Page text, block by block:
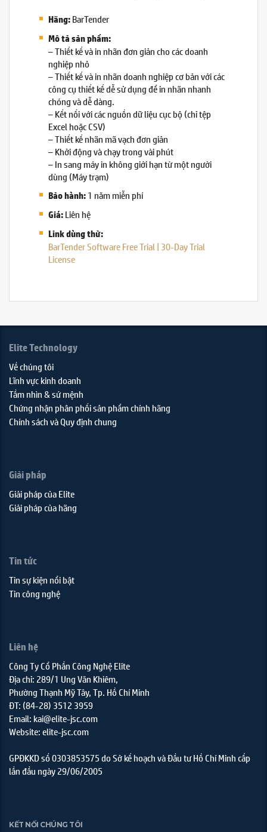
Hãng:BarTender
Mô tả sản phẩm:
– Thiết kế và in nhãn đơn giản cho các doanh
nghiệp nhỏ
– Thiết kế và in nhãn doanh nghiệp cơ bản với các
công cụ thiết kế dễ sử dụng để in nhãn nhanh
chóng và dễ dàng.
– Kết nối với các nguồn dữ liệu cục bộ (chỉ tệp
Excel hoặc CSV)
– Thiết kế nhãn mã vạch đơn giản
– Khởi động và chạy trong vài phút
– In sang máy in không giới hạn từ một người
dùng (Máy trạm)
Bảo hành:1 năm miễn phí
Giá:Liên hệ
Link dùng thử:
BarTender Software Free Trial | 30-Day Trial
License
Elite Technology
Về chúng tôi
Lĩnh vực kinh doanh
Tầm nhìn & sứ mệnh
Chứng nhận phân phối sản phẩm chính hãng
Chính sách và Quy định chung
Giải pháp
Giải pháp của Elite
Giải pháp của hãng
Tin tức
Tin sự kiện nổi bật
Tin công nghệ
Liên hệ
Công Ty Cổ Phần Công Nghệ Elite
Địa chỉ: 289/1 Ung Văn Khiêm,
Phường Thạnh Mỹ Tây, Tp. Hồ Chí Minh
ĐT: (84-28) 3512 3959
Email: kai@elite-jsc.com
Website: elite-jsc.com
GPĐKKD số 0303853575 do Sở kế hoạch và Đầu tư Hồ Chí Minh cấp
lần đầu ngày 29/06/2005
KẾT NỐI CHÚNG TÔI